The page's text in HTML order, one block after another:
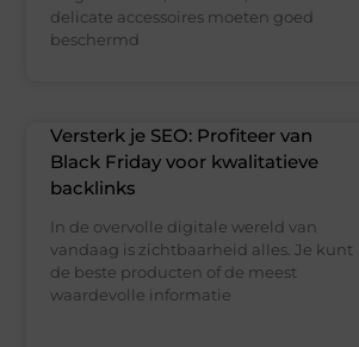
delicate accessoires moeten goed
beschermd
Versterk je SEO: Profiteer van
Black Friday voor kwalitatieve
backlinks
In de overvolle digitale wereld van
vandaag is zichtbaarheid alles. Je kunt
de beste producten of de meest
waardevolle informatie